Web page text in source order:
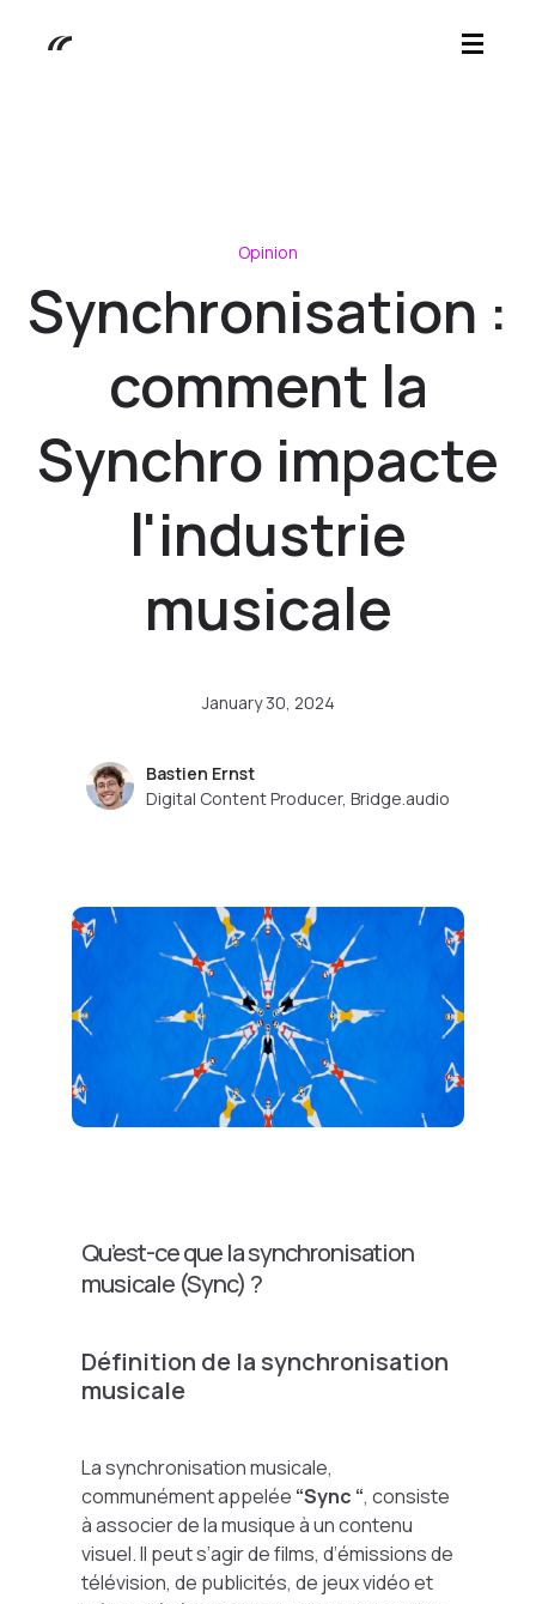
Opinion
Synchronisation :
comment la
Synchro impacte
l'industrie
musicale
January 30, 2024
Bastien Ernst
Digital Content Producer, Bridge.audio
Qu’est-ce que la synchronisation
musicale (Sync) ?
Définition de la synchronisation
musicale
La synchronisation musicale,
communément appelée “Sync “, consiste
à associer de la musique à un contenu
visuel. Il peut s’agir de films, d’émissions de
télévision, de publicités, de jeux vidéo et